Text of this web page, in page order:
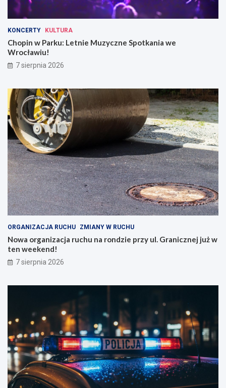
KONCERTY KULTURA
Chopin w Parku: Letnie Muzyczne Spotkania we
Wrocławiu!
7 sierpnia 2026
ORGANIZACJA RUCHU ZMIANY W RUCHU
Nowa organizacja ruchu na rondzie przy ul. Granicznej już w
ten weekend!
7 sierpnia 2026